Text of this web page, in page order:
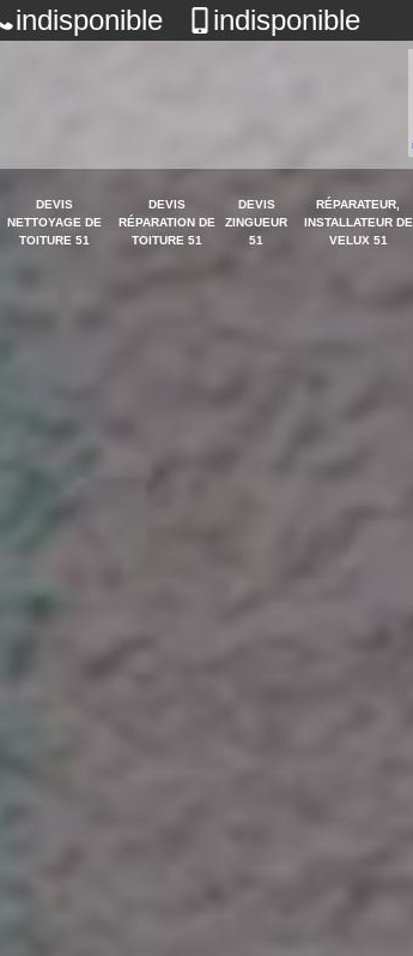
indisponible indisponible
DEVIS
NETTOYAGE DE
TOITURE 51
DEVIS
RÉPARATION DE
TOITURE 51
DEVIS
ZINGUEUR
51
RÉPARATEUR,
INSTALLATEUR DE
VELUX 51